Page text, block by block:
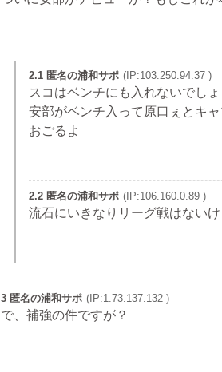
2.1 匿名の浦和サポ (IP:103.250.94.37 )
スコはベンチにも入れないでしょ
安部がベンチ入って原口ぇとキ
おごるよ
2.2 匿名の浦和サポ (IP:106.160.0.89 )
流石にいきなりリーグ戦はない
3 匿名の浦和サポ (IP:1.73.137.132 )
で、補強の件ですが？